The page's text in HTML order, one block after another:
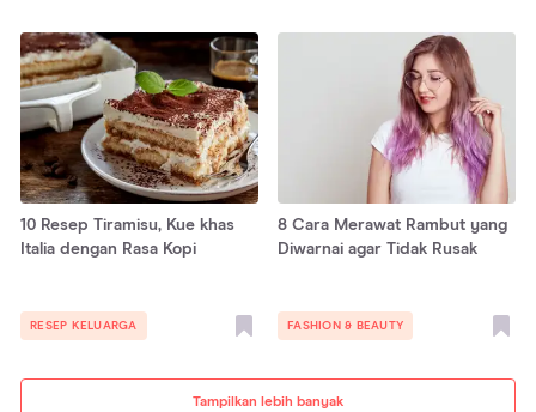
Tampilkan lebih banyak
10 Resep Tiramisu, Kue khas
Italia dengan Rasa Kopi
RESEP KELUARGA
8 Cara Merawat Rambut yang
Diwarnai agar Tidak Rusak
FASHION & BEAUTY